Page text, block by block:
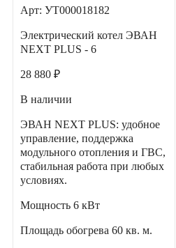
Арт: УТ000018182
Электрический котел ЭВАН
NEXT PLUS - 6
28 880 ₽
В наличии
ЭВАН NEXT PLUS: удобное
управление, поддержка
модульного отопления и ГВС,
стабильная работа при любых
условиях.
Мощность 6 кВт
Площадь обогрева 60 кв. м.